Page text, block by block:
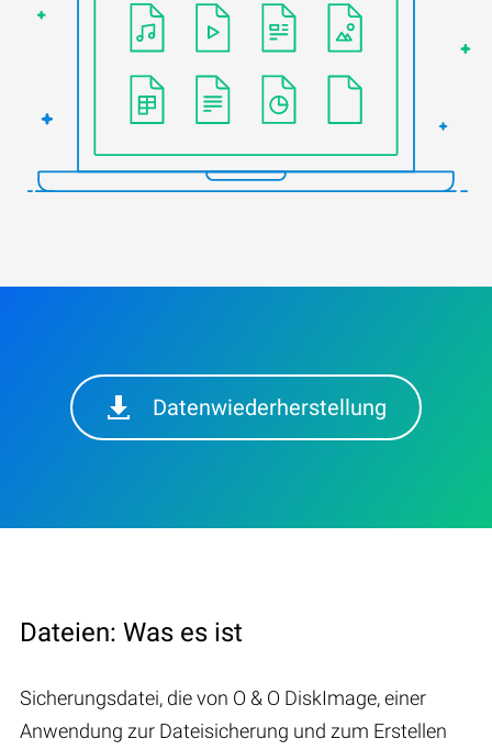
Datenwiederherstellung
Dateien: Was es ist
Sicherungsdatei, die von O & O DiskImage, einer
Anwendung zur Dateisicherung und zum Erstellen